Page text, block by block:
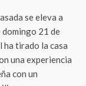
se eleva a
domingo 21 de
tirado la casa
una experiencia
con un